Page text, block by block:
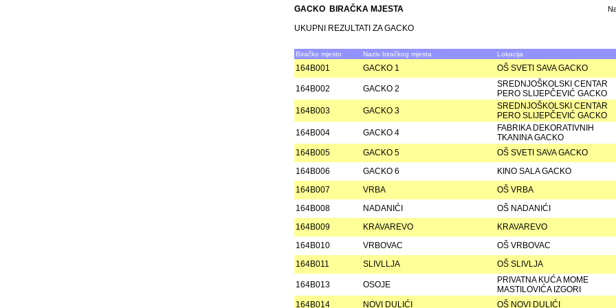
GACKO BIRAČKA MJESTA
UKUPNI REZULTATI ZA GACKO
Biračko mjesto Naziv biračkog mjesta Lokacija
164B001 GACKO 1 OŠ SVETI SAVA GACKO
164B002 GACKO 2
SREDNJOŠKOLSKI CENTAR
PERO SLIJEPČEVIĆ GACKO
164B003
GACKO 3
SREDNJOŠKOLSKI CENTAR
PERO SLIJEPČEVIĆ GACKO
164B004
GACKO 4
FABRIKA DEKORATIVNIH
TKANINA GACKO
164B005
GACKO 5
OŠ SVETI SAVA GACKO
164B006
GACKO 6
KINO SALA GACKO
164B007
VRBA
OŠ VRBA
164B008
NADANIĆI
OŠ NADANIĆI
164B009
KRAVAREVO
KRAVAREVO
164B010
VRBOVAC
OŠ VRBOVAC
164B011
SLIVLLJA OŠ SLIVLJA
164B013 OSOJE
PRIVATNA KUĆA MOME
MASTILOVIĆA IZGORI
164B014
NOVI DULIĆI
OŠ NOVI DULIĆI